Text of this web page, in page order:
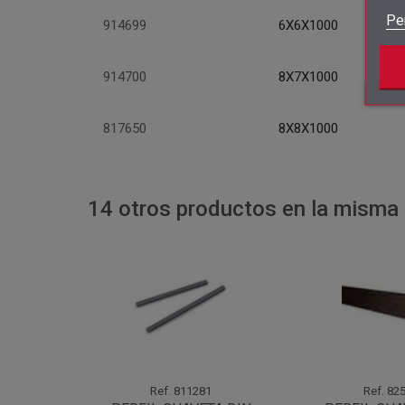
914699 6X6X1000
914700 8X7X1000
817650 8X8X1000
14 otros productos en la misma
Ref. 811281 Ref.